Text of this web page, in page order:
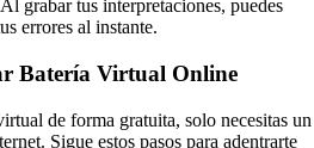
Al grabar tus interpretaciones, puedes
errores al instante.
Batería Virtual Online
de forma gratuita, solo necesitas un
Sigue estos pasos para adentrarte